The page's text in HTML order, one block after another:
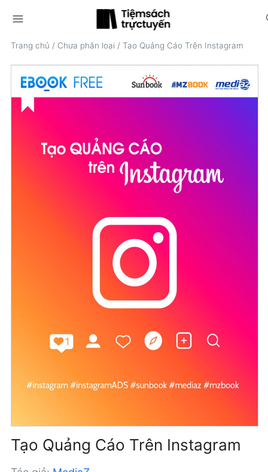
menu
Trang chủ / Chưa phân loại / Tạo Quảng Cáo Trên Instagram
Tạo Quảng Cáo Trên Instagram